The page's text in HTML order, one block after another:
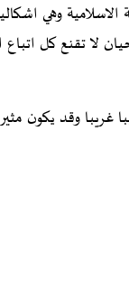
وهي
لا تقنع كل اتباع
وقد يكون